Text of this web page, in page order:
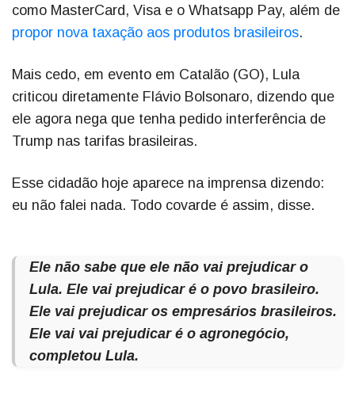
como MasterCard, Visa e o Whatsapp Pay, além de
propor nova taxação aos produtos brasileiros.
Mais cedo, em evento em Catalão (GO), Lula
criticou diretamente Flávio Bolsonaro, dizendo que
ele agora nega que tenha pedido interferência de
Trump nas tarifas brasileiras.
Esse cidadão hoje aparece na imprensa dizendo:
eu não falei nada. Todo covarde é assim, disse.
Ele não sabe que ele não vai prejudicar o
Lula. Ele vai prejudicar é o povo brasileiro.
Ele vai prejudicar os empresários brasileiros.
Ele vai vai prejudicar é o agronegócio,
completou Lula.